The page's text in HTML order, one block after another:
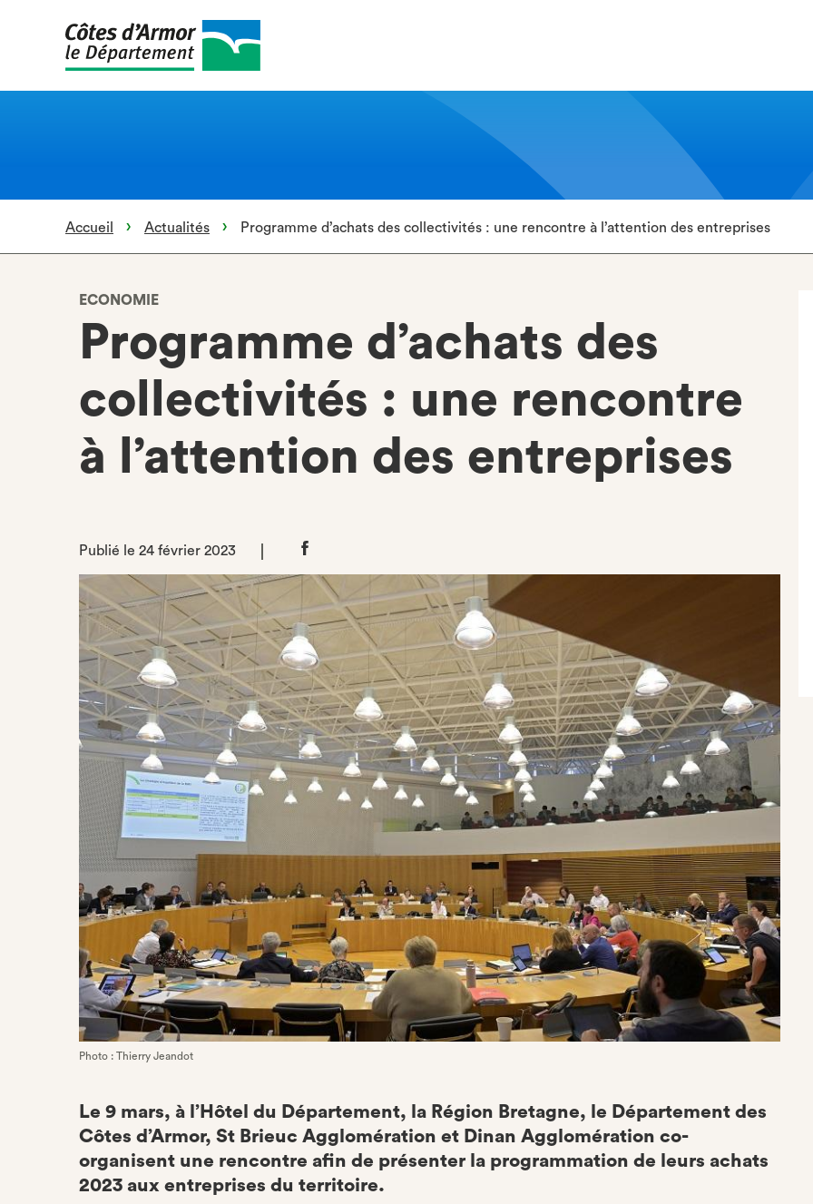
Accueil Actualités Programme d’achats des collectivités : une rencontre à l’attention des entreprises
ECONOMIE
Programme d’achats des
collectivités : une rencontre
à l’attention des entreprises
Publié le 24 février 2023
Partager
Facebook
Photo : Thierry Jeandot
Le 9 mars, à l’Hôtel du Département, la Région Bretagne, le Département des
Côtes d’Armor, St Brieuc Agglomération et Dinan Agglomération co-
organisent une rencontre afin de présenter la programmation de leurs achats
2023 aux entreprises du territoire.